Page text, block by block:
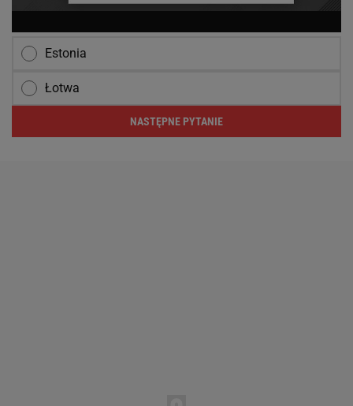
Estonia
Łotwa
NASTĘPNE PYTANIE